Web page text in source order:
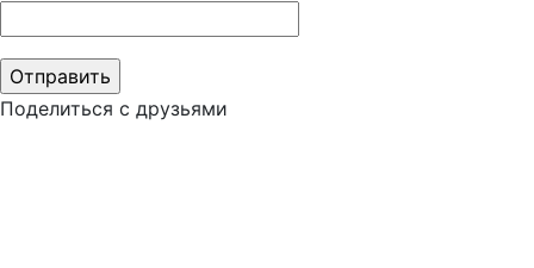
Поделиться с друзьями